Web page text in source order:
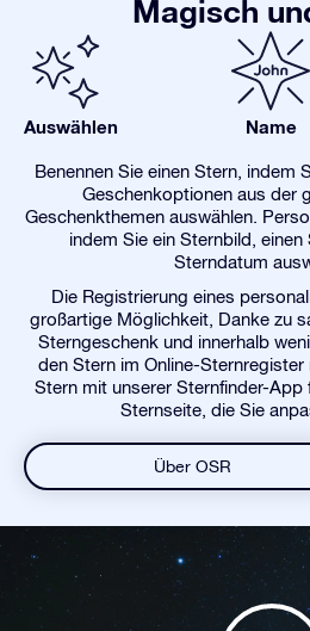
Magisch
Auswählen Name
Benennen Sie einen Stern, indem
Geschenkoptionen aus der
Geschenkthemen auswählen.
indem Sie ein Sternbild, einen
Sterndatum
Die Registrierung eines
großartige Möglichkeit, Danke zu
Sterngeschenk und innerhalb
den Stern im Online-
Stern mit unserer Sternfinder-App
Sternseite, die Sie
Über OSR